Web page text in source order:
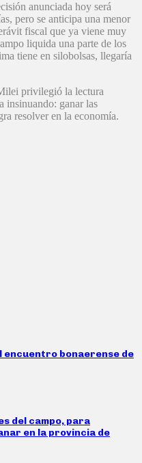
anunciada hoy será
pero se anticipa una menor
fiscal que ya viene muy
liquida una parte de los
tiene en silobolsas, llegaría
privilegió la lectura
insinuando: ganar las
resolver en la economía.
bonaerense de
del campo, para
en la provincia de